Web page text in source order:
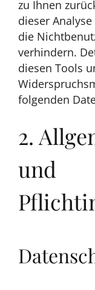
zu Ihnen
dieser
die
verhindern.
diesen Tools
folgenden
2.
und